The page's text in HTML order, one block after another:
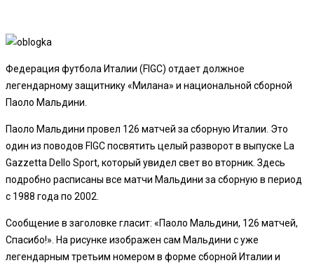
Федерация футбола Италии (FIGC) отдает должное
легендарному защитнику «Милана» и национальной сборной
Паоло Мальдини.
Паоло Мальдини провел 126 матчей за сборную Италии. Это
один из поводов FIGC посвятить целый разворот в выпуске La
Gazzetta Dello Sport, который увидел свет во вторник. Здесь
подробно расписаны все матчи Мальдини за сборную в период
с 1988 года по 2002.
Сообщение в заголовке гласит: «Паоло Мальдини, 126 матчей,
Спасибо!». На рисунке изображен сам Мальдини с уже
легендарным третьим номером в форме сборной Италии и